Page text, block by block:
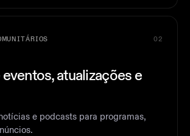
02
atualizações e
e podcasts para programas,